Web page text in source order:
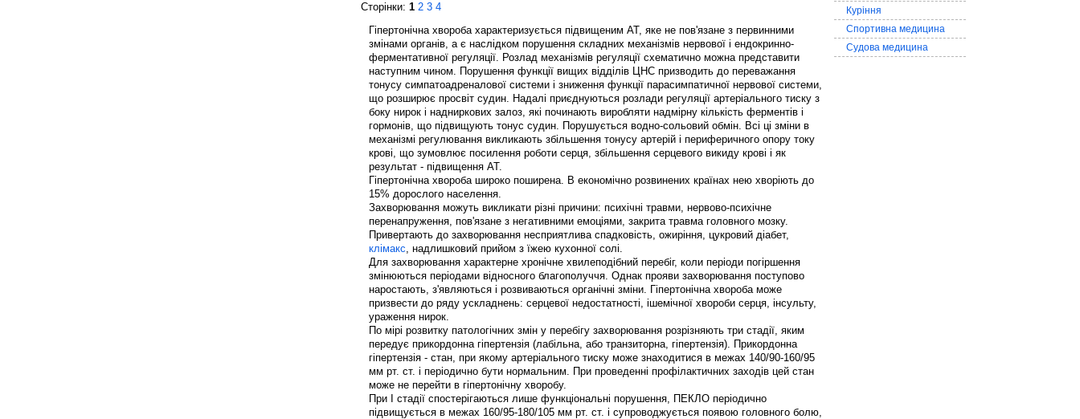
Сторінки: 1 2 3 4
Гіпертонічна хвороба характеризується підвищеним АТ, яке не пов'язане з первинними
змінами органів, а є наслідком порушення складних механізмів нервової і ендокринно-
ферментативної регуляції. Розлад механізмів регуляції схематично можна представити
наступним чином. Порушення функції вищих відділів ЦНС призводить до переважання
тонусу симпатоадреналової системи і зниження функції парасимпатичної нервової системи,
що розширює просвіт судин. Надалі приєднуються розлади регуляції артеріального тиску з
боку нирок і надниркових залоз, які починають виробляти надмірну кількість ферментів і
гормонів, що підвищують тонус судин. Порушується водно-сольовий обмін. Всі ці зміни в
механізмі регулювання викликають збільшення тонусу артерій і периферичного опору току
крові, що зумовлює посилення роботи серця, збільшення серцевого викиду крові і як
результат - підвищення АТ.
Гіпертонічна хвороба широко поширена. В економічно розвинених країнах нею хворіють до
15% дорослого населення.
Захворювання можуть викликати різні причини: психічні травми, нервово-психічне
перенапруження, пов'язане з негативними емоціями, закрита травма головного мозку.
Привертають до захворювання несприятлива спадковість, ожиріння, цукровий діабет,
клімакс, надлишковий прийом з їжею кухонної солі.
Для захворювання характерне хронічне хвилеподібний перебіг, коли періоди погіршення
змінюються періодами відносного благополуччя. Однак прояви захворювання поступово
наростають, з'являються і розвиваються органічні зміни. Гіпертонічна хвороба може
призвести до ряду ускладнень: серцевої недостатності, ішемічної хвороби серця, інсульту,
ураження нирок.
По мірі розвитку патологічних змін у перебігу захворювання розрізняють три стадії, яким
передує прикордонна гіпертензія (лабільна, або транзиторна, гіпертензія). Прикордонна
гіпертензія - стан, при якому артеріального тиску може знаходитися в межах 140/90-160/95
мм рт. ст. і періодично бути нормальним. При проведенні профілактичних заходів цей стан
може не перейти в гіпертонічну хворобу.
При I стадії спостерігаються лише функціональні порушення, ПЕКЛО періодично
підвищується в межах 160/95-180/105 мм рт. ст. і супроводжується появою головного болю,
Куріння
Спортивна медицина
Судова медицина